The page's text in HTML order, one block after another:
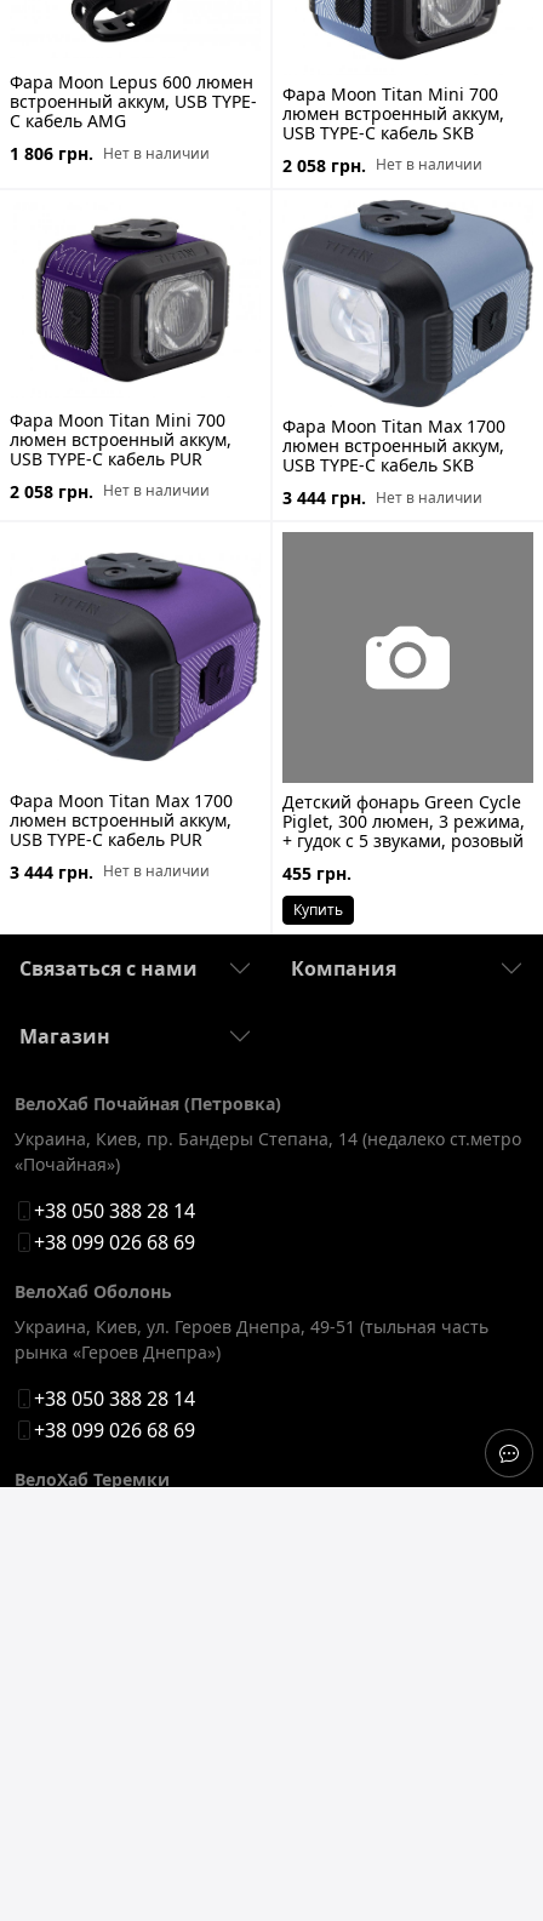
Фара Moon Lepus 600 люмен
встроенный аккум, USB TYPE-
C кабель AMG
1 806 грн. Нет в наличии
Фара Moon Titan Mini 700
люмен встроенный аккум,
USB TYPE-C кабель SKB
2 058 грн. Нет в наличии
Фара Moon Titan Mini 700
люмен встроенный аккум,
USB TYPE-C кабель PUR
2 058 грн. Нет в наличии
Фара Moon Titan Max 1700
люмен встроенный аккум,
USB TYPE-C кабель SKB
3 444 грн. Нет в наличии
Фара Moon Titan Max 1700
люмен встроенный аккум,
USB TYPE-C кабель PUR
3 444 грн. Нет в наличии
Детский фонарь Green Cycle
Piglet, 300 люмен, 3 режима,
+ гудок с 5 звуками, розовый
455 грн.
Купить
Связаться с нами Компания
Магазин
ВелоХаб Почайная (Петровка)
Украина, Киев, пр. Бандеры Степана, 14 (недалеко ст.метро
«Почайная»)
+38 050 388 28 14
+38 099 026 68 69
ВелоХаб Оболонь
Украина, Киев, ул. Героев Днепра, 49-51 (тыльная часть
рынка «Героев Днепра»)
+38 050 388 28 14
+38 099 026 68 69
ВелоХаб Теремки